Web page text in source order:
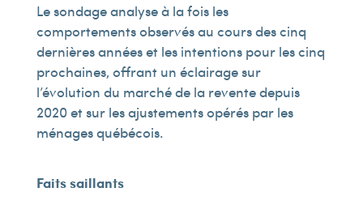
Le sondage analyse à la fois les
comportements observés au cours des cinq
dernières années et les intentions pour les cinq
prochaines, offrant un éclairage sur
l’évolution du marché de la revente depuis
2020 et sur les ajustements opérés par les
ménages québécois.
Faits saillants